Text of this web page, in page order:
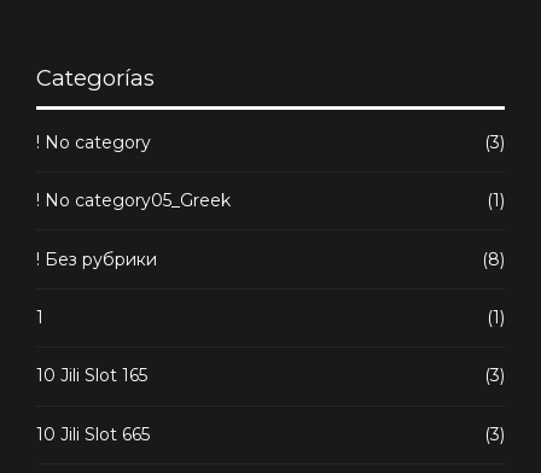
Categorías
! No category (3)
! No category05_Greek (1)
! Без рубрики (8)
1 (1)
10 Jili Slot 165 (3)
10 Jili Slot 665 (3)